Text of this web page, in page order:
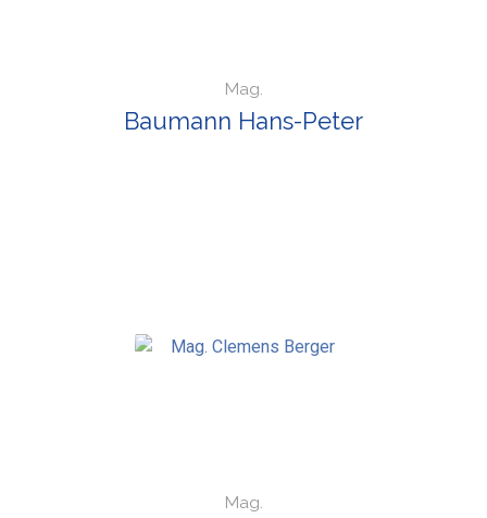
Mag.
Baumann Hans-Peter
Mag.